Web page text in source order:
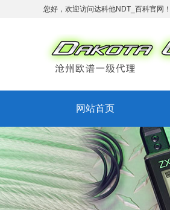
您好，欢迎访问达科他NDT_百科官网！
网站首页